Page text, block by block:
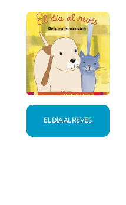
EL DÍA AL REVÉS